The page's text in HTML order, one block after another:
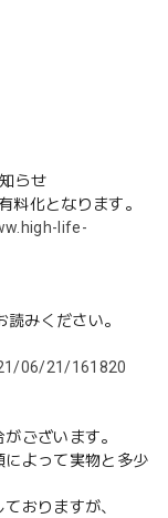
らせ
料化となります。
life-
みください。
06/21/161820
ございます。
によって実物と多少
おりますが、